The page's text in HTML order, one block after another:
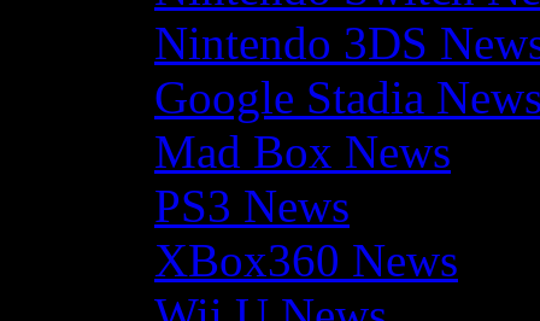
Nintendo 3DS
Google Stadia
Mad Box News
PS3 News
XBox360 News